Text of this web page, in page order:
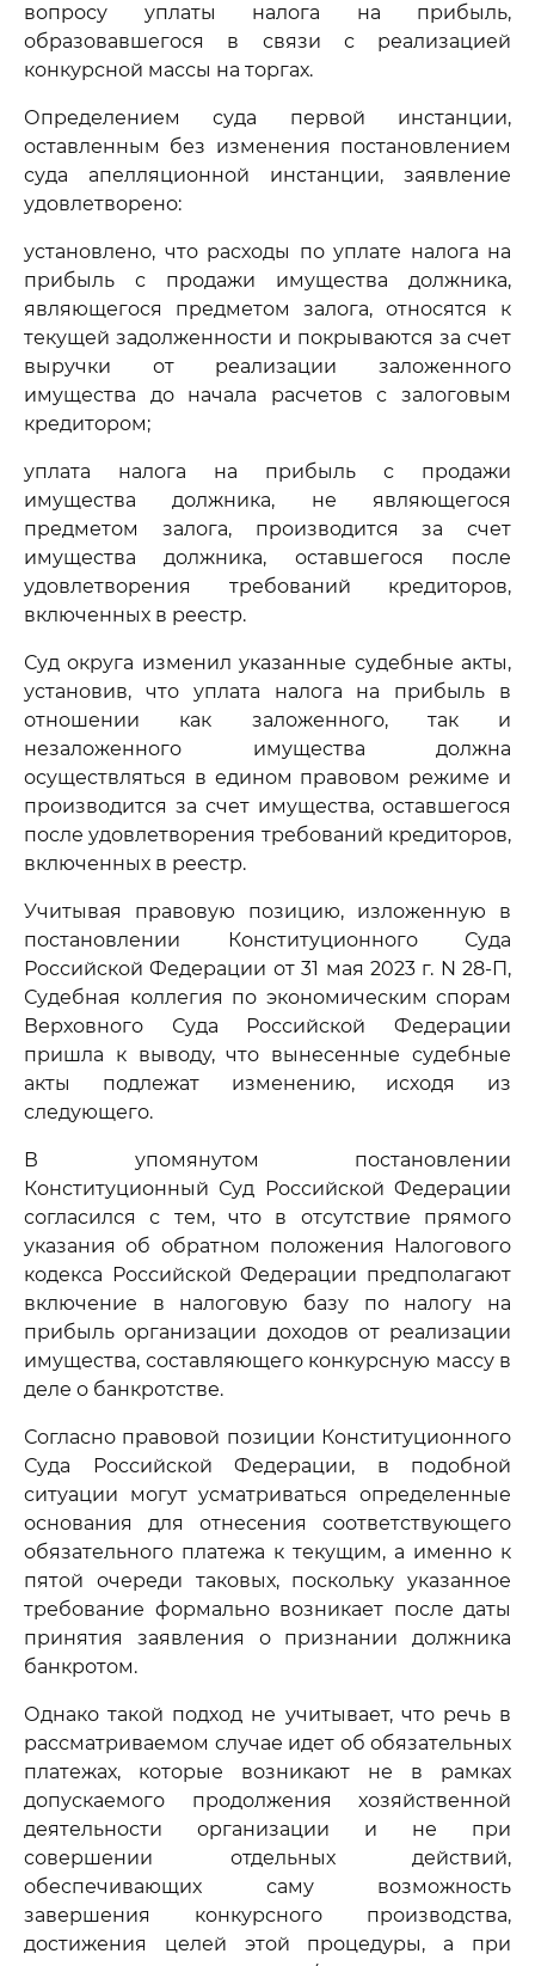
вопросу уплаты налога на прибыль,
образовавшегося в связи с реализацией
конкурсной массы на торгах.
Определением суда первой инстанции,
оставленным без изменения постановлением
суда апелляционной инстанции, заявление
удовлетворено:
установлено, что расходы по уплате налога на
прибыль с продажи имущества должника,
являющегося предметом залога, относятся к
текущей задолженности и покрываются за счет
выручки от реализации заложенного
имущества до начала расчетов с залоговым
кредитором;
уплата налога на прибыль с продажи
имущества должника, не являющегося
предметом залога, производится за счет
имущества должника, оставшегося после
удовлетворения требований кредиторов,
включенных в реестр.
Суд округа изменил указанные судебные акты,
установив, что уплата налога на прибыль в
отношении как заложенного, так и
незаложенного имущества должна
осуществляться в едином правовом режиме и
производится за счет имущества, оставшегося
после удовлетворения требований кредиторов,
включенных в реестр.
Учитывая правовую позицию, изложенную в
постановлении Конституционного Суда
Российской Федерации от 31 мая 2023 г. N 28-П,
Судебная коллегия по экономическим спорам
Верховного Суда Российской Федерации
пришла к выводу, что вынесенные судебные
акты подлежат изменению, исходя из
следующего.
В упомянутом постановлении
Конституционный Суд Российской Федерации
согласился с тем, что в отсутствие прямого
указания об обратном положения Налогового
кодекса Российской Федерации предполагают
включение в налоговую базу по налогу на
прибыль организации доходов от реализации
имущества, составляющего конкурсную массу в
деле о банкротстве.
Согласно правовой позиции Конституционного
Суда Российской Федерации, в подобной
ситуации могут усматриваться определенные
основания для отнесения соответствующего
обязательного платежа к текущим, а именно к
пятой очереди таковых, поскольку указанное
требование формально возникает после даты
принятия заявления о признании должника
банкротом.
Однако такой подход не учитывает, что речь в
рассматриваемом случае идет об обязательных
платежах, которые возникают не в рамках
допускаемого продолжения хозяйственной
деятельности организации и не при
совершении отдельных действий,
обеспечивающих саму возможность
завершения конкурсного производства,
достижения целей этой процедуры, а при